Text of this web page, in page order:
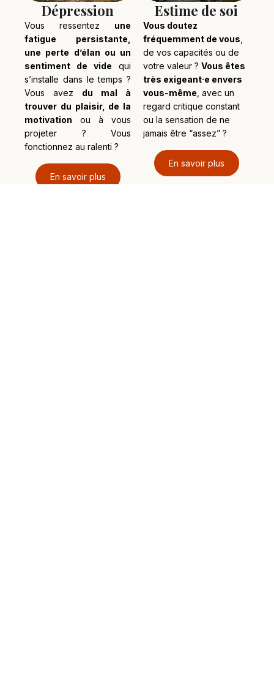
Dépression
Vous ressentez une
fatigue persistante,
une perte d’élan ou un
sentiment de vide qui
s’installe dans le temps ?
Vous avez du mal à
trouver du plaisir, de la
motivation ou à vous
projeter ? Vous
fonctionnez au ralenti ?
En savoir plus
Estime de soi
Vous doutez
fréquemment de vous
de vos capacités ou de
votre valeur ? Vous êtes
très exigeant·e envers
vous-même , avec un
regard critique constant
ou la sensation de ne
jamais être “assez” ?
En savoir plus